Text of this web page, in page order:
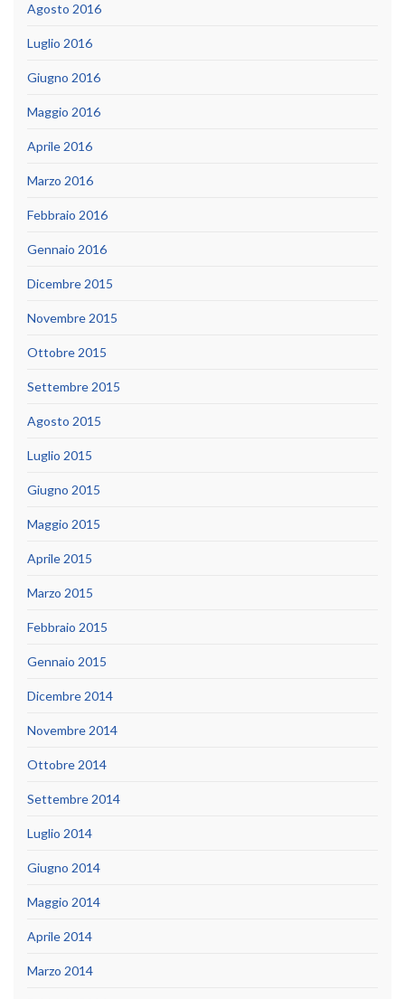
Agosto 2016
Luglio 2016
Giugno 2016
Maggio 2016
Aprile 2016
Marzo 2016
Febbraio 2016
Gennaio 2016
Dicembre 2015
Novembre 2015
Ottobre 2015
Settembre 2015
Agosto 2015
Luglio 2015
Giugno 2015
Maggio 2015
Aprile 2015
Marzo 2015
Febbraio 2015
Gennaio 2015
Dicembre 2014
Novembre 2014
Ottobre 2014
Settembre 2014
Luglio 2014
Giugno 2014
Maggio 2014
Aprile 2014
Marzo 2014